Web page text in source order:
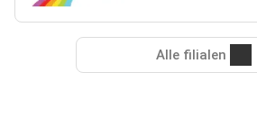
Alle filialen